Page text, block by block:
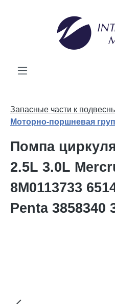
Запасные части к
Моторно-поршневая
Помпа
2.5L 3.0L
8M0113733
Penta 3858340